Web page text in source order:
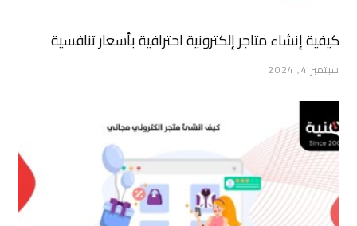
كيفية إنشاء متاجر إلكترونية احترافية بأسعار تنافسية
سبتمبر 4, 2024